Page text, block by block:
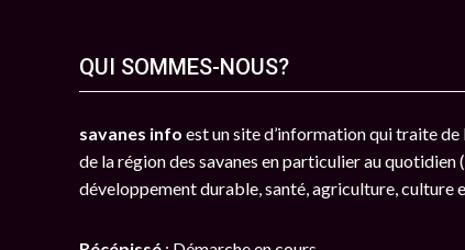
QUI SOMMES-NOUS?
savanes info est un site d’information qui traite
de la région des savanes en particulier au
développement durable, santé, agriculture, culture